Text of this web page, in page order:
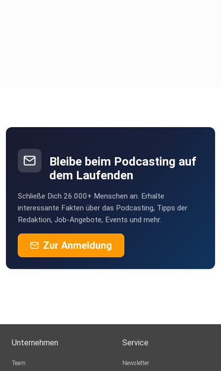
Bleibe beim Podcasting auf
dem Laufenden
Schließe Dich 26.000+ Menschen an. Erhalte
interessante Fakten über das Podcasting, Tipps der
Redaktion, Job-Angebote, Events und mehr.
Zur Anmeldung
Unternehmen
Team
Service
Newsletter